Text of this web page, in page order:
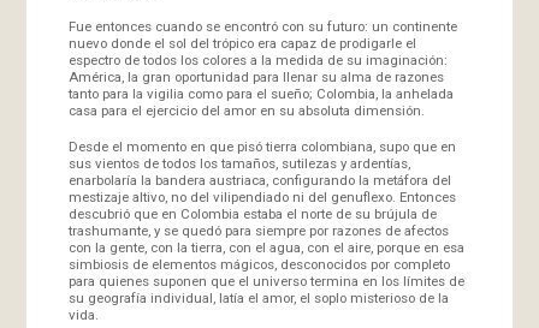
Fue entonces cuando se encontró con su futuro: un continente
nuevo donde el sol del trópico era capaz de prodigarle el
espectro de todos los colores a la medida de su imaginación:
América, la gran oportunidad para llenar su alma de razones
tanto para la vigilia como para el sueño; Colombia, la anhelada
casa para el ejercicio del amor en su absoluta dimensión.
Desde el momento en que pisó tierra colombiana, supo que en
sus vientos de todos los tamaños, sutilezas y ardentías,
enarbolaría la bandera austriaca, configurando la metáfora del
mestizaje altivo, no del vilipendiado ni del genuflexo. Entonces
descubrió que en Colombia estaba el norte de su brújula de
trashumante, y se quedó para siempre por razones de afectos
con la gente, con la tierra, con el agua, con el aire, porque en esa
simbiosis de elementos mágicos, desconocidos por completo
para quienes suponen que el universo termina en los límites de
su geografía individual, latía el amor, el soplo misterioso de la
vida.